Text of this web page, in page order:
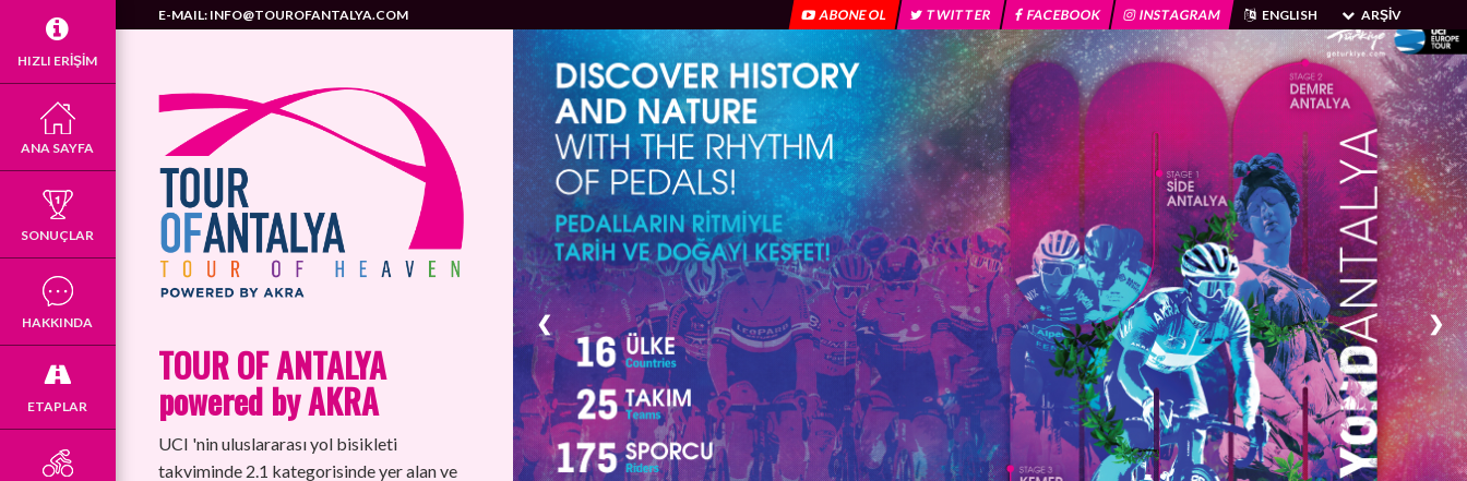
HIZLI ERIŞIM
ANA SAYFA
SONUÇLAR
HAKKINDA
ETAPLAR
E-MAIL: INFO@TOUROFANTALYA.COM ABONE OL TWITTER FACEBOOK INSTAGRAM ENGLISH ARŞIV
TOUR OF ANTALYA
powered by AKRA
UCI 'nin uluslararası yol bisikleti
takviminde 2.1 kategorisinde yer alan ve
❮ ❯